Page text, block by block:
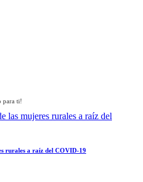
para ti!
rurales a raíz del COVID-19